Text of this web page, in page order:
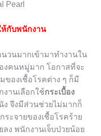
ห้กับพนักงาน
วนมากเข้ามาทำงานใน
งคนหมู่มาก โอกาสที่จะ
ของเชื้อโรคต่าง ๆ ก็มี
านเลือกใช้กระเบื้อง
ง จึงมีส่วนช่วยไม่มากก็
ะจายของเชื้อโรคร้าย
ง พนักงานเจ็บป่วยน้อย